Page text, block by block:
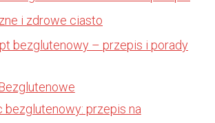
i zdrowe ciasto
bezglutenowy – przepis i porady
bezglutenowy: przepis na